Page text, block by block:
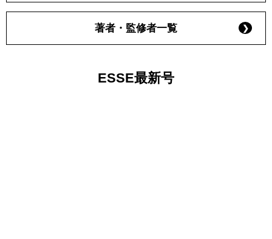
著者・監修者一覧
ESSE最新号